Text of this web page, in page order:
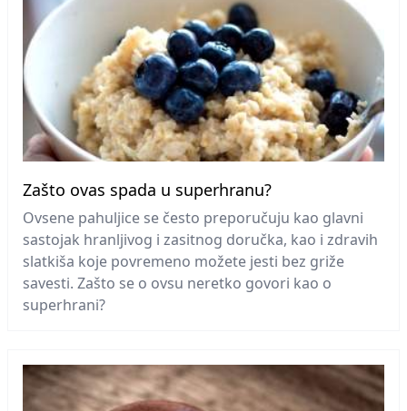
Zašto ovas spada u superhranu?
Ovsene pahuljice se često preporučuju kao glavni
sastojak hranljivog i zasitnog doručka, kao i zdravih
slatkiša koje povremeno možete jesti bez griže
savesti. Zašto se o ovsu neretko govori kao o
superhrani?